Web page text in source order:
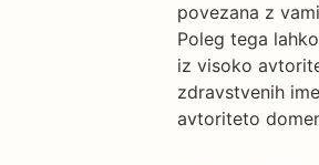
povezana z
Poleg tega
iz visoko
zdravstvenih
avtoriteto